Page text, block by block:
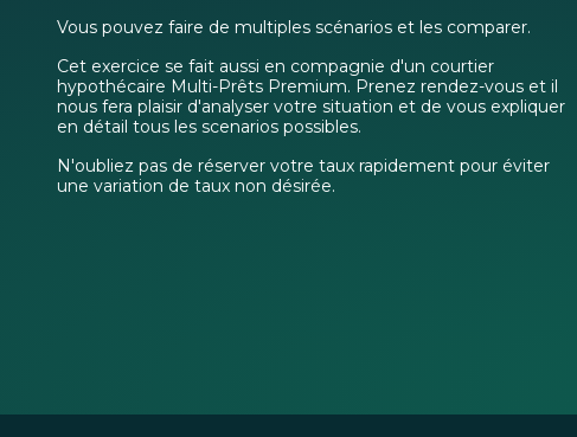
Vous pouvez faire de multiples scénarios et les comparer.
Cet exercice se fait aussi en compagnie d'un courtier
hypothécaire Multi-Prêts Premium. Prenez rendez-vous et il
nous fera plaisir d'analyser votre situation et de vous expliquer
en détail tous les scenarios possibles.
N'oubliez pas de réserver votre taux rapidement pour éviter
une variation de taux non désirée.